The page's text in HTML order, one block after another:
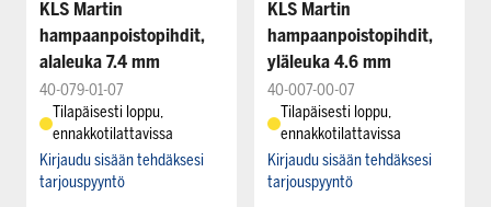
KLS Martin
hampaanpoistopihdit,
alaleuka 7.4 mm
40-079-01-07
Tilapäisesti loppu,
ennakkotilattavissa
Kirjaudu sisään tehdäksesi
tarjouspyyntö
KLS Martin
hampaanpoistopihdit,
yläleuka 4.6 mm
40-007-00-07
Tilapäisesti loppu,
ennakkotilattavissa
Kirjaudu sisään tehdäksesi
tarjouspyyntö